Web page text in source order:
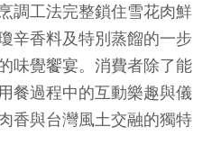
調工法完整鎖住雪花肉鮮
辛香料及特別蒸餾的一步
味覺饗宴。消費者除了能
餐過程中的互動樂趣與儀
香與台灣風土交融的獨特